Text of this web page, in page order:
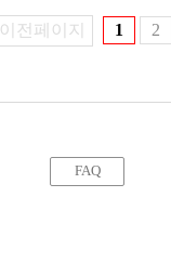
이전페이지 1 2
FAQ